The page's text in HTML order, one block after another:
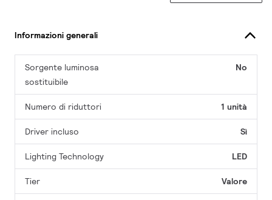
Informazioni generali
Sorgente luminosa
sostituibile
No
Numero di riduttori 1 unità
Driver incluso Sì
Lighting Technology LED
Tier Valore